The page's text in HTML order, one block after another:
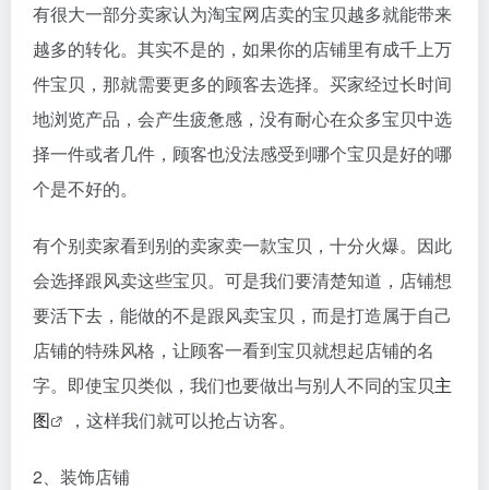
有很大一部分卖家认为淘宝网店卖的宝贝越多就能带来
越多的转化。其实不是的，如果你的店铺里有成千上万
件宝贝，那就需要更多的顾客去选择。买家经过长时间
地浏览产品，会产生疲惫感，没有耐心在众多宝贝中选
择一件或者几件，顾客也没法感受到哪个宝贝是好的哪
个是不好的。
有个别卖家看到别的卖家卖一款宝贝，十分火爆。因此
会选择跟风卖这些宝贝。可是我们要清楚知道，店铺想
要活下去，能做的不是跟风卖宝贝，而是打造属于自己
店铺的特殊风格，让顾客一看到宝贝就想起店铺的名
字。即使宝贝类似，我们也要做出与别人不同的宝贝主
图
，这样我们就可以抢占访客。
2、装饰店铺